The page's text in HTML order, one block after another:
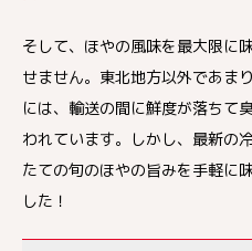
そして、ほやの風味を最大限に
せません。東北地方以外であま
には、輸送の間に鮮度が落ちて
われています。しかし、最新の
たての旬のほやの旨みを手軽に
した！